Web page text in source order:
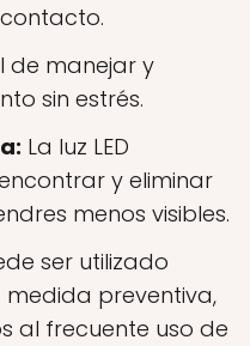
de manejar y
sin estrés.
La luz LED
y eliminar
menos visibles.
ser utilizado
preventiva,
al frecuente uso de